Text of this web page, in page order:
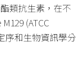
類抗生素，在不
(ATCC
序和生物資訊學分